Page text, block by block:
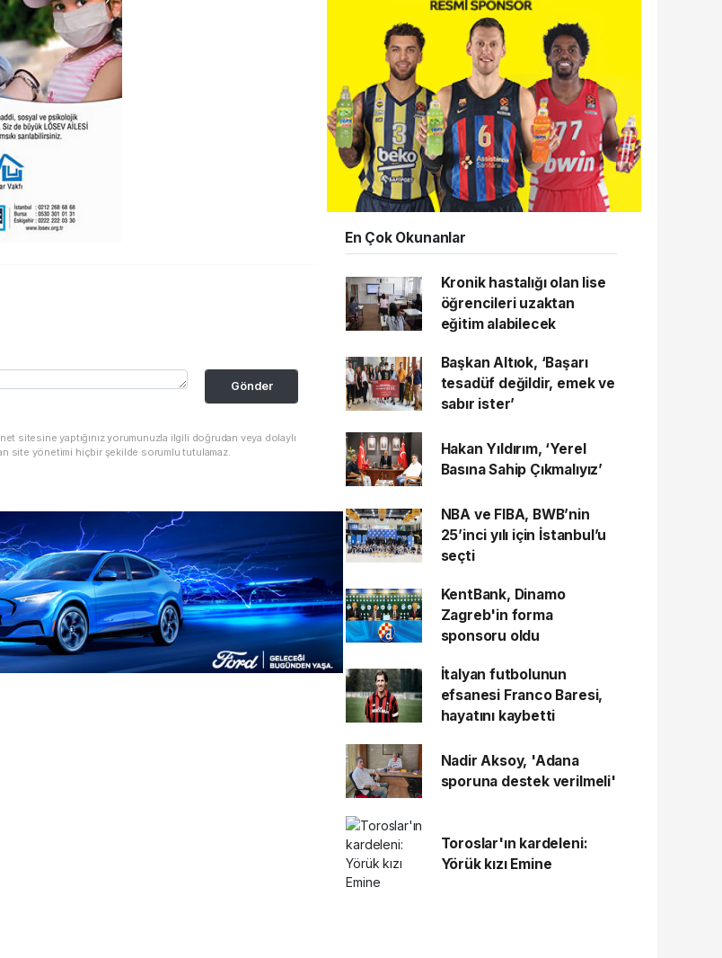
Gönder
sitesine yaptığınız yorumunuzla ilgili doğrudan veya dolaylı
site yönetimi hiçbir şekilde sorumlu tutulamaz.
En Çok Okunanlar
Kronik hastalığı olan lise
öğrencileri uzaktan
eğitim alabilecek
Başkan Altıok, ‘Başarı
tesadüf değildir, emek ve
sabır ister’
Hakan Yıldırım, ‘Yerel
Basına Sahip Çıkmalıyız’
NBA ve FIBA, BWB’nin
25’inci yılı için İstanbul’u
seçti
KentBank, Dinamo
Zagreb'in forma
sponsoru oldu
İtalyan futbolunun
efsanesi Franco Baresi,
hayatını kaybetti
Nadir Aksoy, 'Adana
sporuna destek verilmeli'
Toroslar'ın kardeleni:
Yörük kızı Emine